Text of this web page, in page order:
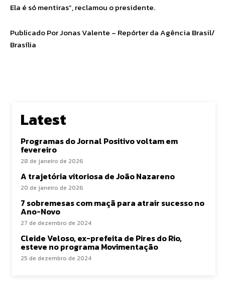
Ela é só mentiras”, reclamou o presidente.
Publicado Por Jonas Valente – Repórter da Agência Brasil/
Brasília
Latest
Programas do Jornal Positivo voltam em
fevereiro
28 de janeiro de 2026
A trajetória vitoriosa de João Nazareno
20 de janeiro de 2026
7 sobremesas com maçã para atrair sucesso no
Ano-Novo
27 de dezembro de 2024
Cleide Veloso, ex-prefeita de Pires do Rio,
esteve no programa Movimentação
25 de dezembro de 2024